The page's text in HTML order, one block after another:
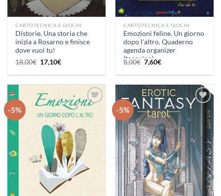
CARTOTECNICA E GIOCHI
Distorie. Una storia che
inizia a Rosarno e finisce
dove vuoi tu!
18,00€ Il
prezzo
originale
18,00€.
17,10€Il
attuale
17,10€.
CARTOTECNICA E GIOCHI
Emozioni feline. Un giorno
dopo l’altro. Quaderno
agenda organizer
(taccuino)
8,00€ Il
prezzo
originale
8,00€.
7,60€Il
attuale
7,60€.
-5%
alla lista
dei
desideri
-5%
Aggiungi
alla lista
dei
desideri